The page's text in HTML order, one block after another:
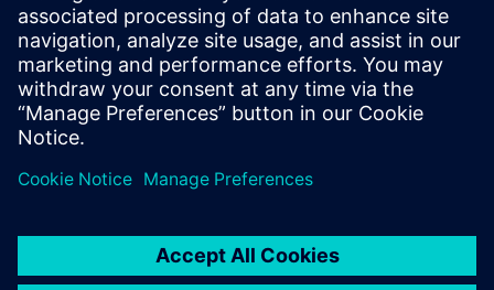
quotation for an exclusive training course either on-site, virtually
or at our SITRAIN training centre. This type of request would be
suitable for larger groups ( 6 and above). After providing your
contact details and your training requirements, you will receive a
quotation from us.
Request Exclusive Quotation